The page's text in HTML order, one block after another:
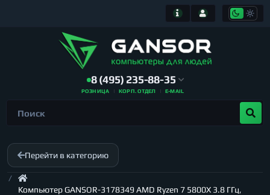
8 (495) 235-88-35
РОЗНИЦА КОРП. ОТДЕЛ E-MAIL
Перейти в категорию
Компьютер GANSOR-3178349 AMD Ryzen 7 5800X 3.8 ГГц,